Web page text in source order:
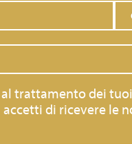
trattamento dei
accetti di ricevere le